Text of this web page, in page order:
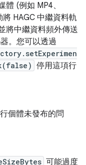
(例如 MP4、
HAGC 中繼資料軌
將中繼資料頻外傳送
。您可以透過
停用這項行
個體未發布的問
可能過度